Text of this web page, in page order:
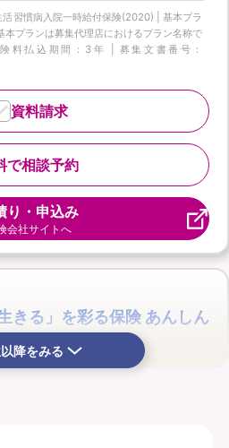
習慣病入院一時給付保険(2020) | 基本プラ
プランは募集代理店におけるプラン名称で
料払込期間：3年 | 募集文書番号：
で相談予約
資料請求
り・申込み
会社サイトへ
きる」を彩る保険 あんしん
降をみる